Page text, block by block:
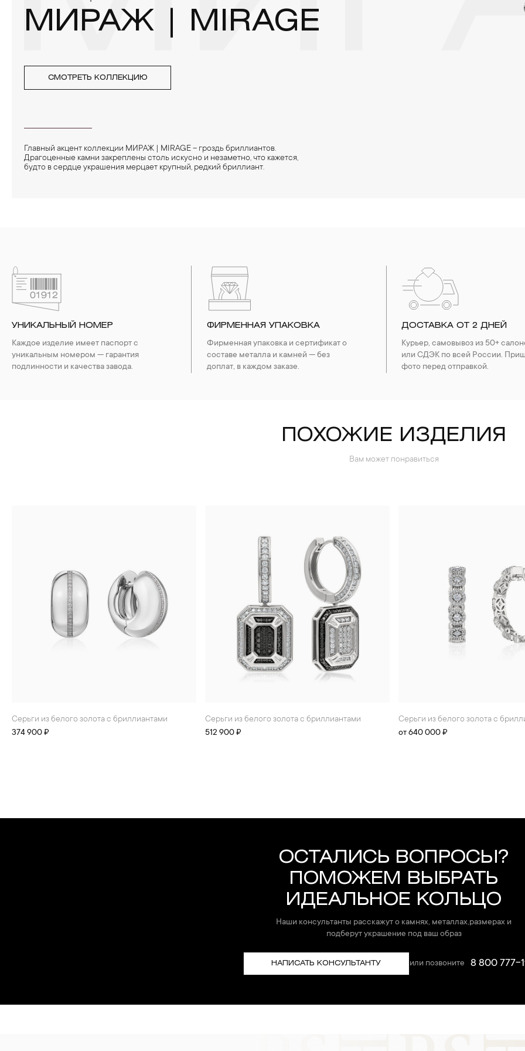
МИРАЖ | MIRAGE
СМОТРЕТЬ КОЛЛЕКЦИЮ
Главный акцент коллекции МИРАЖ | MIRAGE – гроздь бриллиантов.
Драгоценные камни закреплены столь искусно и незаметно, что кажется,
будто в сердце украшения мерцает крупный, редкий бриллиант.
УНИКАЛЬНЫЙ НОМЕР
Каждое изделие имеет паспорт с
уникальным номером — гарантия
подлинности и качества завода.
ФИРМЕННАЯ УПАКОВКА
Фирменная упаковка и сертификат о
составе металла и камней — без
доплат, в каждом заказе.
ДОСТАВКА ОТ 2 ДНЕЙ
Курьер, самовывоз из 50+
или СДЭК по всей России.
фото перед отправкой.
ПОХОЖИЕ ИЗДЕЛИЯ
Вам может понравиться
Серьги из белого золота с бриллиантами
374 900 ₽
Серьги из белого золота с бриллиантами
512 900 ₽
Серьги из белого золота с
от 640 000 ₽
ОСТАЛИСЬ ВОПРОСЫ?
ПОМОЖЕМ ВЫБРАТЬ
ИДЕАЛЬНОЕ КОЛЬЦО
Наши консультанты расскажут о камнях, металлах,размерах и
подберут украшение под ваш образ
НАПИСАТЬ КОНСУЛЬТАНТУ или позвоните 8 800 777-